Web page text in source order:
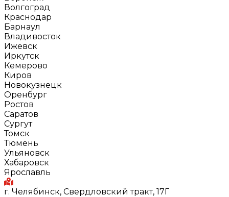
Волгоград
Краснодар
Барнаул
Владивосток
Ижевск
Иркутск
Кемерово
Киров
Новокузнецк
Оренбург
Ростов
Саратов
Сургут
Томск
Тюмень
Ульяновск
Хабаровск
Ярославль
г. Челябинск, Свердловский тракт, 17Г